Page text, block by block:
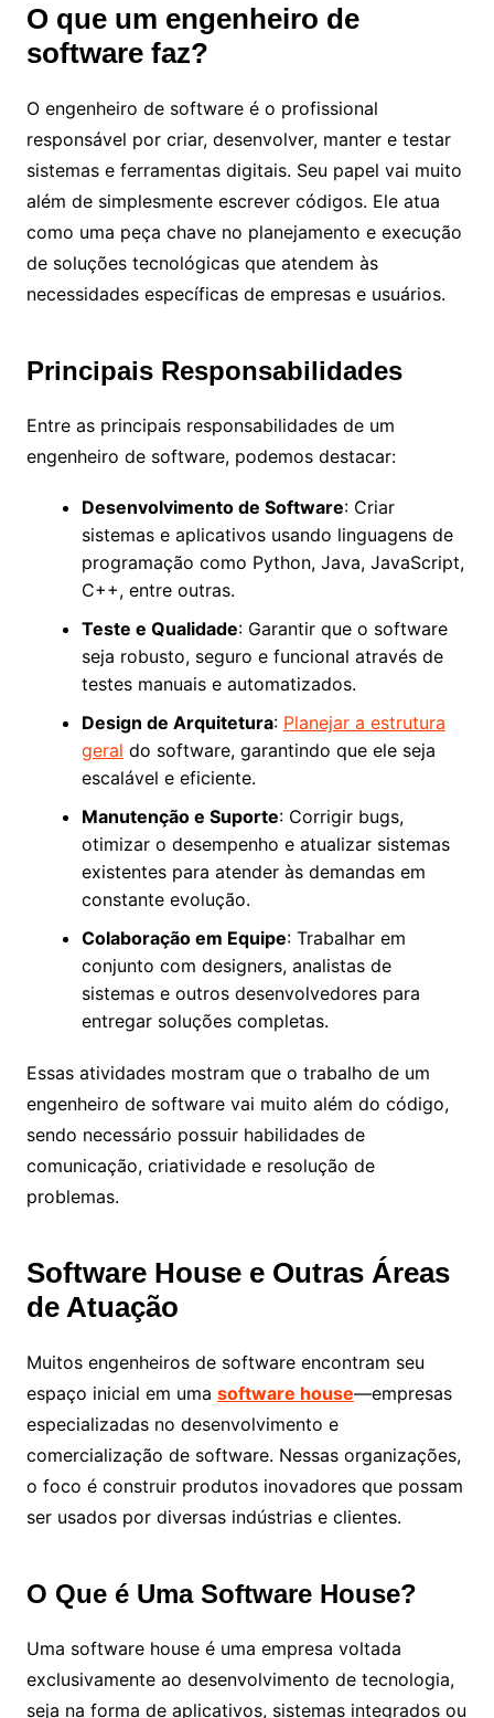
O que um engenheiro de
software faz?
O engenheiro de software é o profissional
responsável por criar, desenvolver, manter e testar
sistemas e ferramentas digitais. Seu papel vai muito
além de simplesmente escrever códigos. Ele atua
como uma peça chave no planejamento e execução
de soluções tecnológicas que atendem às
necessidades específicas de empresas e usuários.
Principais Responsabilidades
Entre as principais responsabilidades de um
engenheiro de software, podemos destacar:
Desenvolvimento de Software: Criar
sistemas e aplicativos usando linguagens de
programação como Python, Java, JavaScript,
C++, entre outras.
Teste e Qualidade: Garantir que o software
seja robusto, seguro e funcional através de
testes manuais e automatizados.
Design de Arquitetura: Planejar a estrutura
geral do software, garantindo que ele seja
escalável e eficiente.
Manutenção e Suporte: Corrigir bugs,
otimizar o desempenho e atualizar sistemas
existentes para atender às demandas em
constante evolução.
Colaboração em Equipe: Trabalhar em
conjunto com designers, analistas de
sistemas e outros desenvolvedores para
entregar soluções completas.
Essas atividades mostram que o trabalho de um
engenheiro de software vai muito além do código,
sendo necessário possuir habilidades de
comunicação, criatividade e resolução de
problemas.
Software House e Outras Áreas
de Atuação
Muitos engenheiros de software encontram seu
espaço inicial em uma software house—empresas
especializadas no desenvolvimento e
comercialização de software. Nessas organizações,
o foco é construir produtos inovadores que possam
ser usados por diversas indústrias e clientes.
O Que é Uma Software House?
Uma software house é uma empresa voltada
exclusivamente ao desenvolvimento de tecnologia,
seja na forma de aplicativos, sistemas integrados ou